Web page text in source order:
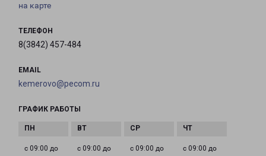
на карте
ТЕЛЕФОН
8(3842) 457-484
EMAIL
kemerovo@pecom.ru
ГРАФИК РАБОТЫ
с 09:00 до с 09:00 до с 09:00 до с 09:00 до